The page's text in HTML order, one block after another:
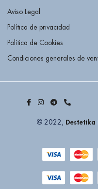
Aviso Legal
Política de privacidad
Política de Cookies
Condiciones generales de
© 2022, Destetika